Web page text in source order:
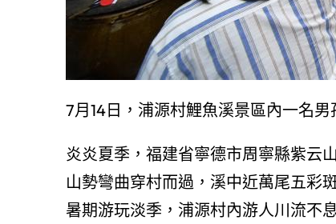
7月14日，浦源村鯉魚溪景區內一名男
炎炎夏季，福建省寧德市周寧縣紫云
山勢彎曲穿村而過，溪中近萬尾五彩
暑期游玩淡季，浦源村內游人川流不